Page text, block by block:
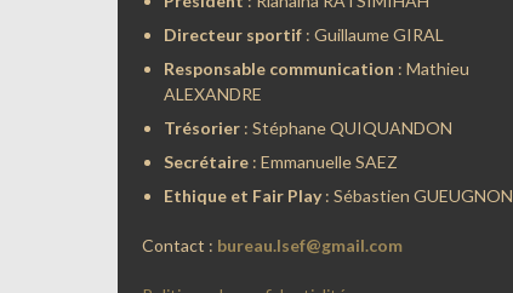
Directeur sportif: Guillaume GIRAL
Responsable communication : Mathieu
ALEXANDRE
Trésorier : Stéphane QUIQUANDON
Secrétaire: Emmanuelle SAEZ
Ethique et Fair Play: Sébastien GUEUGNON
Contact : bureau.lsef@gmail.com